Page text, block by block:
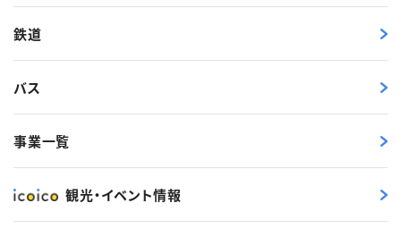
鉄道
バス
事業一覧
観光・イベント情報